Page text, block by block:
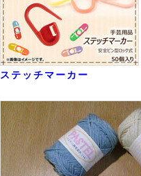
ステッチマーカー